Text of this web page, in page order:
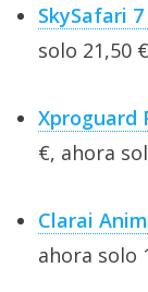
SkySafari 7
solo 21,50
Xproguard
€, ahora
Clarai
ahora solo